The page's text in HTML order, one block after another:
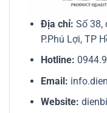
Địa chỉ: Số 38,
P.Phú Lợi, TP
Hotline:
Email:
Website: